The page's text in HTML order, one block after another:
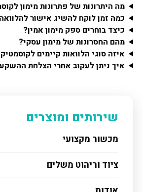
מה היתרונות של פתרונות מימון
כמה זמן לוקח להשיג אישור
כיצד בוחרים ספק מימון אמין?
מהם החסרונות של מימון עסקי?
איזה סוגי הלוואות קיימים
איך ניתן לעקוב אחרי הצלחת
שירותים ומוצרים
מכשור מקצועי
ציוד וריהוט משלים